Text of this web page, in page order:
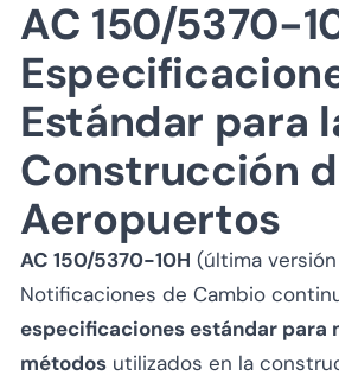
AC 150/5370-
Estándar para
Construcción
Aeropuertos
AC 150/5370-10H (última
Notificaciones de Cambio
especificaciones estándar para
métodos utilizados en la